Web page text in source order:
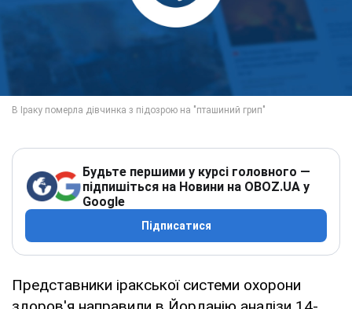
Будьте першими у курсі головного —
підпишіться на Новини на OBOZ.UA у
Google
Підписатися
Представники іракської системи охорони